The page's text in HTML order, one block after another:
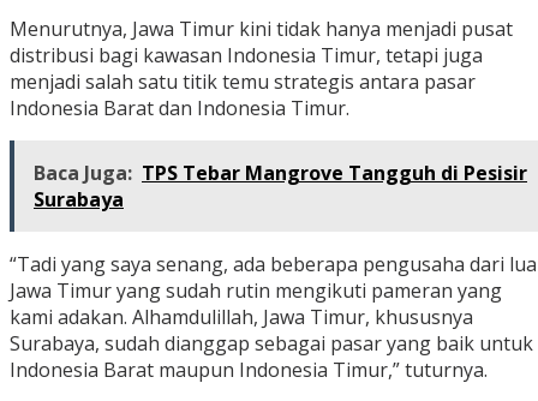
Menurutnya, Jawa Timur kini tidak hanya menjadi pusat
distribusi bagi kawasan Indonesia Timur, tetapi juga
menjadi salah satu titik temu strategis antara pasar
Indonesia Barat dan Indonesia Timur.
Baca Juga: TPS Tebar Mangrove Tangguh di Pesisir
Surabaya
“Tadi yang saya senang, ada beberapa pengusaha dari
Jawa Timur yang sudah rutin mengikuti pameran yang
kami adakan. Alhamdulillah, Jawa Timur, khususnya
Surabaya, sudah dianggap sebagai pasar yang baik untuk
Indonesia Barat maupun Indonesia Timur,” tuturnya.